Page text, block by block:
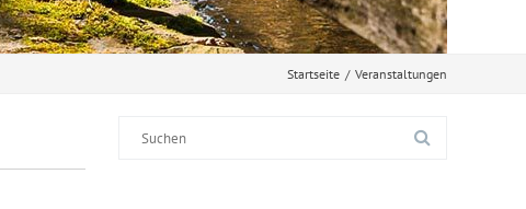
Startseite / Veranstaltungen